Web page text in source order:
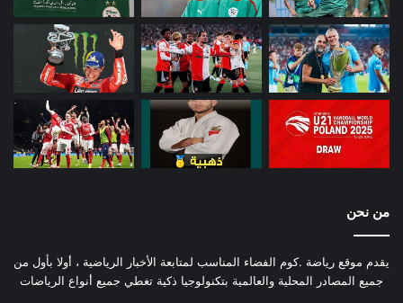
من نحن
يقدم موقع رياضة .كوم الفضاء المناسب لمتابعة الأخبار الرياضية ، أولا بأول من
جميع المصادر المحلية والعالمية بتكنولوجيا ذكية تغطي جميع أنواع الرياضات